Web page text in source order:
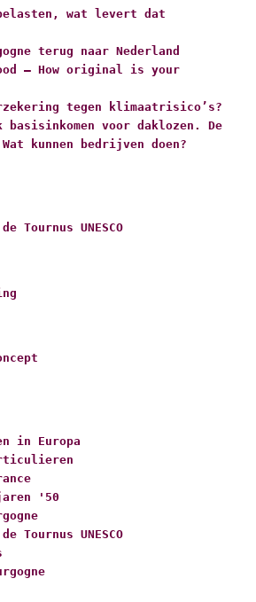
wat levert dat
terug naar Nederland
– How original is your
tegen klimaatrisico’s?
basisinkomen voor daklozen. De
kunnen bedrijven doen?
UNESCO
in Europa
'50
UNESCO